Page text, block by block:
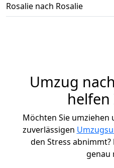
Rosalie nach Rosalie
Umzug
Möchten Sie umziehen
zuverlässigen
den Stress abnimmt?
genau